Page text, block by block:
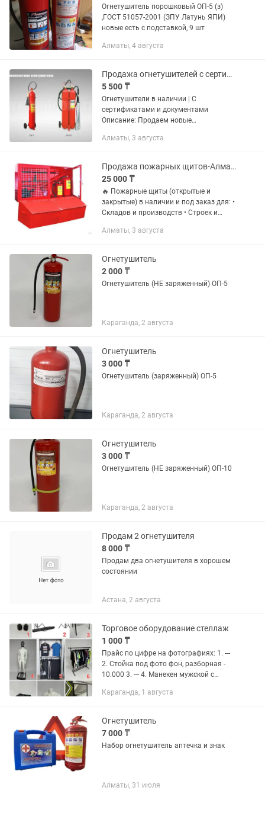
Огнетушитель порошковый ОП-5 (з)
,ГОСТ 51057-2001 (ЗПУ Латунь ЯПИ)
новые есть с подставкой, 9 шт
Алматы, 4 августа
Продажа огнетушителей с сертификатами
5 500 ₸
Огнетушители в наличии | С
сертификатами и документами
Описание: Продаем новые
любых объектов: •🧯 Порошковые
Углекислотные...
Алматы, 3 августа
Продажа пожарных щитов-Алматы и Алматинская область
25 000 ₸
🔥 Пожарные щиты (открытые и
закрытые) в наличии и под заказ для: •
Складов и производств • Строек и
дворов 🛠 Комплектация по ГОСТ: —
Алматы, 3 августа
Огнетушитель
2 000 ₸
Огнетушитель (НЕ заряженный) ОП-5
Караганда, 2 августа
Огнетушитель
3 000 ₸
Огнетушитель (заряженный) ОП-5
Караганда, 2 августа
Огнетушитель
3 000 ₸
Огнетушитель (НЕ заряженный) ОП-10
Караганда, 2 августа
Продам 2 огнетушителя
8 000 ₸
Продам два огнетушителя в хорошем
состоянии
Астана, 2 августа
Торговое оборудование стеллаж
1 000 ₸
Прайс по цифре на фотографиях: 1. ---
2. Стойка под фото фон, разборная -
10.000 3. --- 4. Манекен мужской с
стойка под вещи РАЗБОРНАЯ,
Караганда, 1 августа
Огнетушитель
7 000 ₸
Набор огнетушитель аптечка и знак
Алматы, 31 июля